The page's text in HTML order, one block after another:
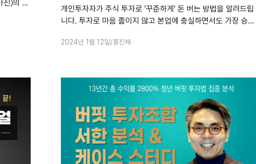
〉의 핵
풀어
개인투자자가 주식 투자로 '꾸준하게' 돈 버는 방법을 알려드립
니다. 투자로 마음 졸이지 않고 본업에 충실하면서도 가장 승률
검증된 투자법입니다. 다른 데서 접한 내용과 다를 뿐 아니라 주
리로 누구나 익힐 수 있도록 꼭꼭 씹어 소화시켜드립니다.
2024년 1월 12일 홍진채